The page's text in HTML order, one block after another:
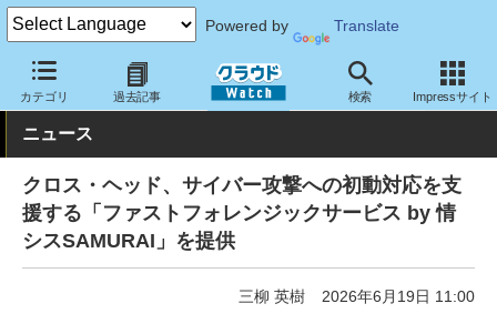
Powered by Translate
カテゴリ 過去記事 検索 Impressサイト
クラウド Watch セキュリティ セキュリティサービス
ニュース
クロス・ヘッド、サイバー攻撃への初動対応を支
援する「ファストフォレンジックサービス by 情
シスSAMURAI」を提供
三柳 英樹 2026年6月19日 11:00